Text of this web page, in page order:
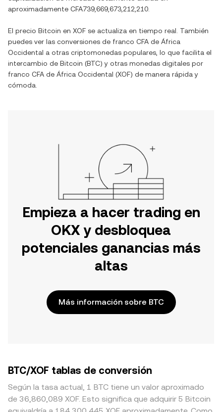
aproximadamente CFA739,669,673,212,210
El precio Bitcoin en XOF se actualiza en tiempo real. También
puedes ver las conversiones de franco CFA de África
Occidental a otras criptomonedas populares, lo que facilita el
intercambio de Bitcoin (BTC) y otras monedas digitales por
franco CFA de África Occidental (XOF) de manera rápida y
cómoda.
Empieza a hacer trading en
OKX y desbloquea
potenciales ganancias más
altas
Más información sobre BTC
BTC/XOF tablas de conversión
Según la tasa actual, 1 BTC tiene un valor aproximado
de 36,860,089 XOF. Esto significa que adquirir 5 Bitcoin